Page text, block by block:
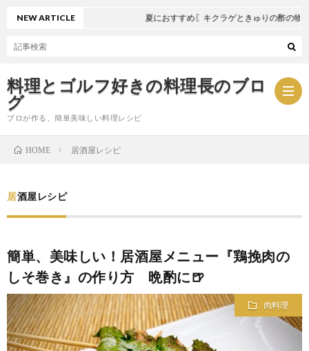
料理とゴルフ好きの料理長のブロ
グ
プロが作る、簡単美味しい料理レシピ
わ
バ
NEW ARTICLE 夏におすすめ〖キクラゲときゅりの酢の物〗
HOME 居酒屋レシピ
居酒屋レシピ
簡単、美味しい！居酒屋メニュー『鶏挽肉の
しそ巻き』の作り方 晩酌に🍺
肉料理